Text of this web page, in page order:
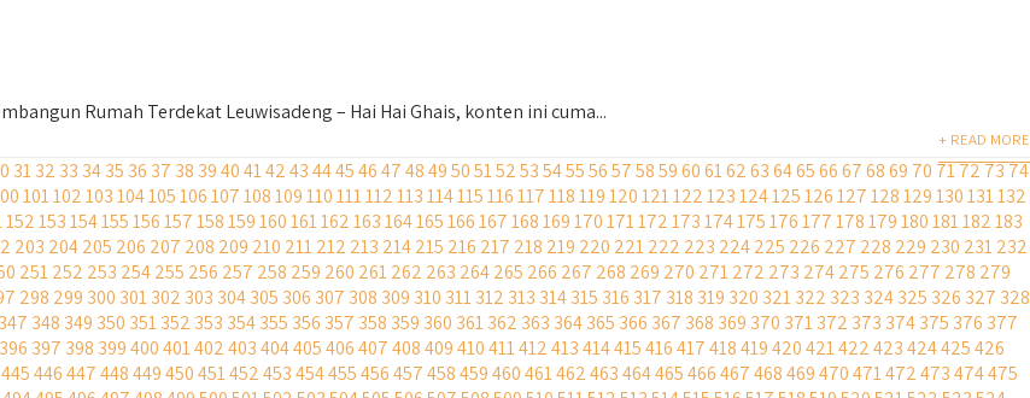
Rumah Terdekat Leuwisadeng – Hai Hai Ghais, konten ini cuma...
+ READ MORE
3132 33 3435 36 37 38 39404142434445464748495051525354555657585960616263646566676869 70 71727374
101102103104105106107108109110111112113114115116117118119120121122123124125126127128129130131132
152153154155156157158159160161162163164165166167168169170171172173174175176177178179180181182183
203 204205 206 207 208 209 210 211212 213 214215 216 217 218 219 220 221222 223 224225 226 227 228 229 230 231232
251252 253 254255 256 257 258 259 260 261262 263 264265 266 267 268 269 270 271272 273 274275 276 277 278 279
298 299 300 301302 303 304305 306 307 308 309 310 311312 313 314315 316 317 318 319 320 321322 323 324325 326 327 328
347 348 349 350 351352 353 354355 356 357 358 359 360 361362 363 364365 366 367 368 369 370 371372 373 374375 376 377
396 397 398 399400401402403404405406407408409410411412413414415416417418419420421422423424425426
445446447448449450451452453454455456457458459460461462463464465466467468469470471472473474475